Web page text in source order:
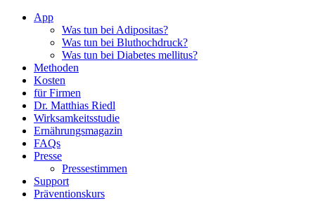
App
Was tun bei Adipositas?
Was tun bei Bluthochdruck?
Was tun bei Diabetes mellitus?
Methoden
Kosten
für Firmen
Dr. Matthias Riedl
Wirksamkeitsstudie
Ernährungsmagazin
FAQs
Presse
Pressestimmen
Support
Präventionskurs